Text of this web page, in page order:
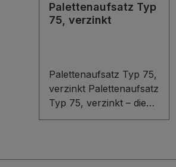
Palettenaufsatz Typ
75, verzinkt
Palettenaufsatz Typ 75,
verzinkt Palettenaufsatz
Typ 75, verzinkt – die
robuste
sichere und